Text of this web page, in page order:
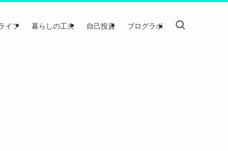
イフ 暮らしの工夫 自己投資 ブログラボ